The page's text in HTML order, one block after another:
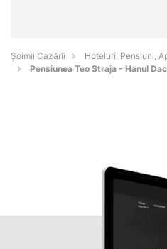
Șoimii Cazării
Hoteluri, Pensiuni,
Pensiunea Teo Straja - Hanul